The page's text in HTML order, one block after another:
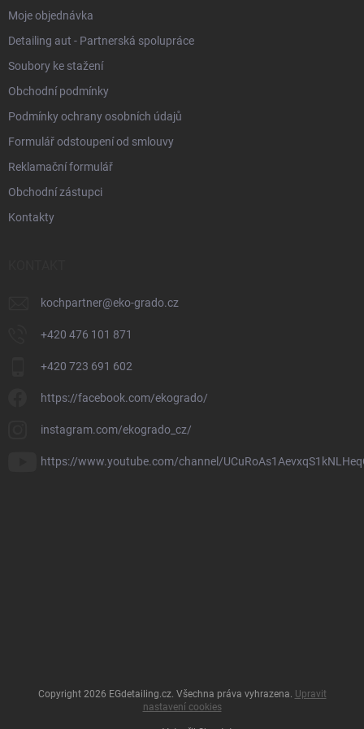
Moje objednávka
Detailing aut - Partnerská spolupráce
Soubory ke stažení
Obchodní podmínky
Podmínky ochrany osobních údajů
Formulář odstoupení od smlouvy
Reklamační formulář
Obchodní zástupci
Kontakty
kochpartner@eko-grado.cz
+420 476 101 871
+420 723 691 602
https://facebook.com/ekogrado/
instagram.com/ekogrado_cz/
https://www.youtube.com/channel/
Copyright 2026 EGdetailing.cz. Všechna práva vyhrazena. Upravit
nastavení cookies